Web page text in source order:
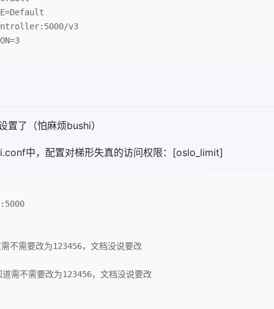
v3
置了（怕麻烦bushi）
中，配置对梯形失真的访问权限：[oslo_limit]
不需要改为123456，文档没说要改
需不需要改为123456，文档没说要改